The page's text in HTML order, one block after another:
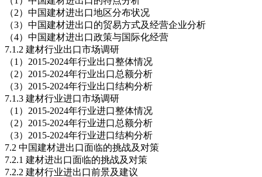
（2）中国建材进出口地区分布状况
（3）中国建材进出口的贸易方式及经营企业分析
（4）中国建材进出口政策与国际化经营
7.1.2 建材行业出口市场调研
（1）2015-2024年行业出口整体情况
（2）2015-2024年行业出口总额分析
（3）2015-2024年行业出口结构分析
7.1.3 建材行业进口市场调研
（1）2015-2024年行业进口整体情况
（2）2015-2024年行业进口总额分析
（3）2015-2024年行业进口结构分析
7.2 中国建材进出口面临的挑战及对策
7.2.1 建材进出口面临的挑战及对策
7.2.2 建材行业进出口前景及建议